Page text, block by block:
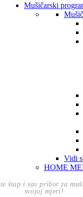
Mušičarski
Vidi
HOME
štap i sav pribor za
svojoj mjeri!